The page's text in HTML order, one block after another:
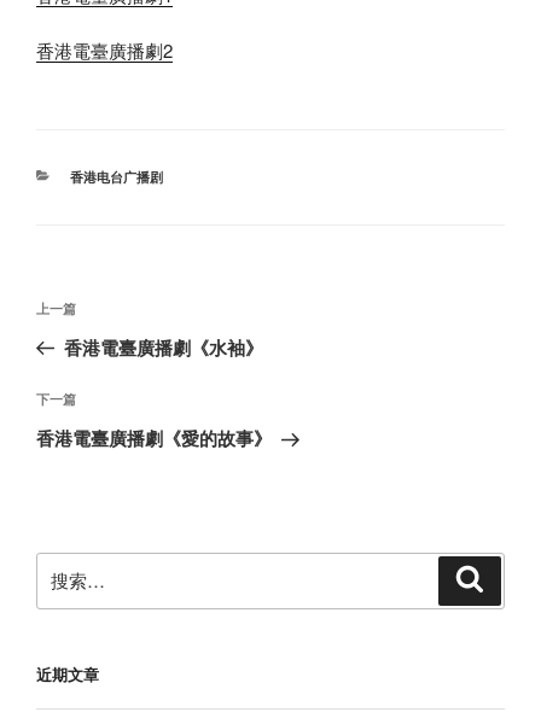
香港電臺廣播劇2
分
香港电台广播剧
文
导
航
上
一
文
章
上一篇
香港電臺廣播劇《水袖》
下
一
下一篇
香港電臺廣播劇《愛的故事》
索：
近期文章